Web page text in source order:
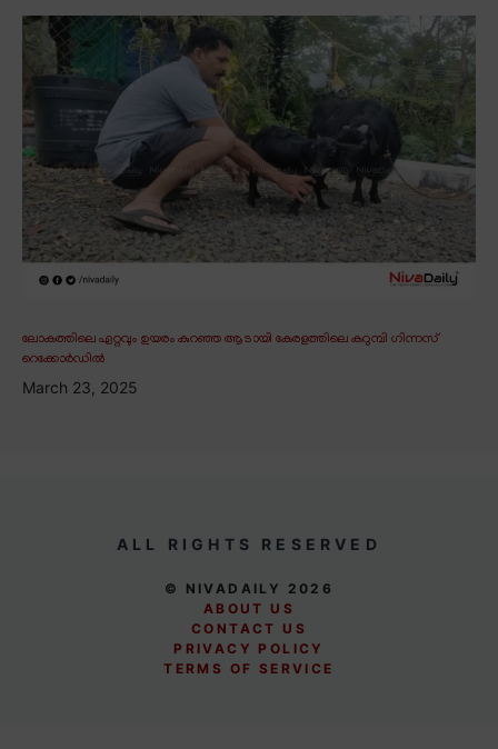
ലോകത്തിലെ ഏറ്റവും ഉയരം കുറഞ്ഞ ആടായി കേരളത്തിലെ കറുമ്പി ഗിന്നസ്
റെക്കോർഡിൽ
March 23, 2025
ALL RIGHTS RESERVED
© NIVADAILY 2026
ABOUT US
CONTACT US
PRIVACY POLICY
TERMS OF SERVICE